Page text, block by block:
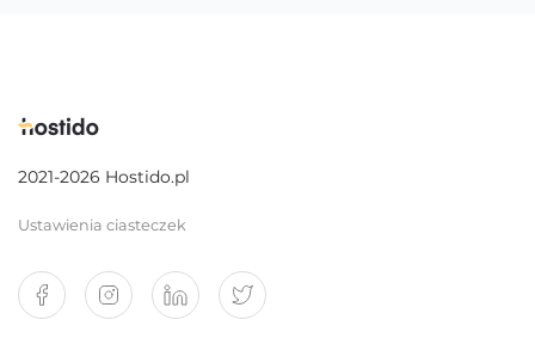
2021-2026 Hostido.pl
Ustawienia ciasteczek